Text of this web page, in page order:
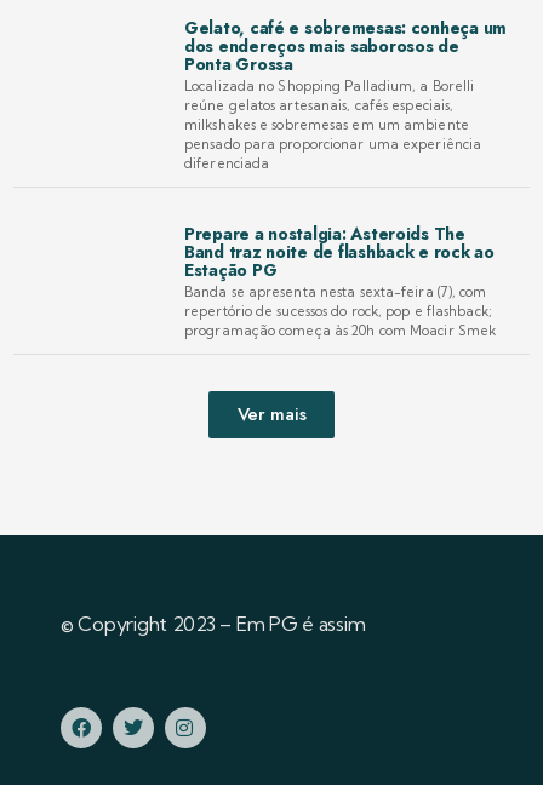
Gelato, café e sobremesas: conheça um
dos endereços mais saborosos de
Ponta Grossa
Localizada no Shopping Palladium, a Borelli
reúne gelatos artesanais, cafés especiais,
milkshakes e sobremesas em um ambiente
pensado para proporcionar uma experiência
diferenciada
Prepare a nostalgia: Asteroids The
Band traz noite de flashback e rock ao
Estação PG
Banda se apresenta nesta sexta-feira (7), com
repertório de sucessos do rock, pop e flashback;
programação começa às 20h com Moacir Smek
Ver mais
© Copyright 2023 – Em PG é assim